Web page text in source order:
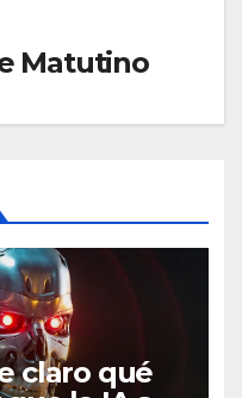
Matutino
claro qué